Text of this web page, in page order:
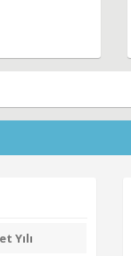
Yılı